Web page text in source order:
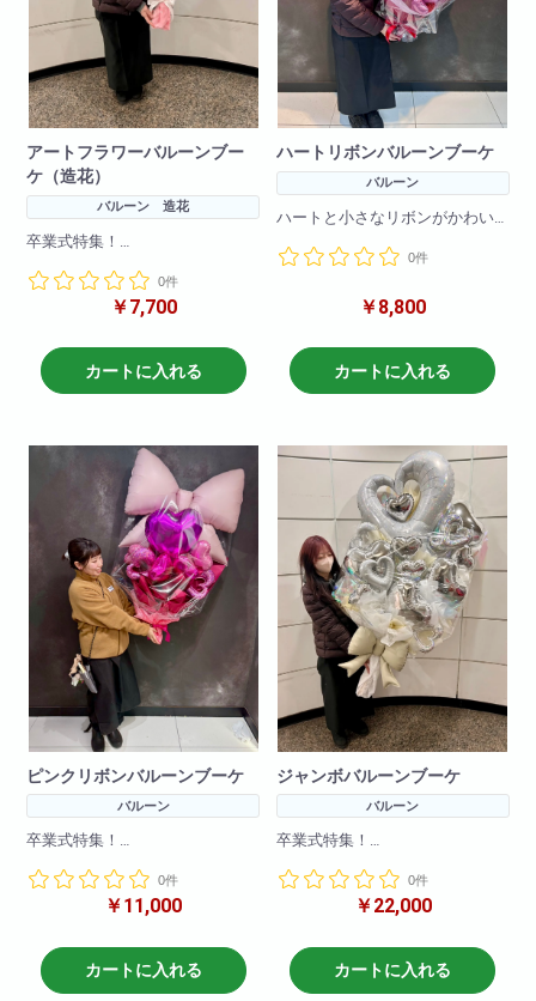
アートフラワーバルーンブー
ケ（造花）
バルーン 造花
卒業式特集！
はいかがですか。
こちらは造花を用いた商品です
※写真はイメージです。何卒ご了
承ください。
0件
￥7,700
カートに入れる
ハートリボンバルーンブーケ
バルーン
ハートと小さなリボンがかわい
承ください。
0件
￥8,800
カートに入れる
ピンクリボンバルーンブーケ
バルーン
卒業式特集！
はいかがですか。
ピンクカラーで可愛く作成しま
※写真はイメージです。何卒ご了
承ください。
0件
￥11,000
カートに入れる
ジャンボバルーンブーケ
バルーン
卒業式特集！
ンブーケはいかがですか。
目立つこと間違いなし！
希望のカラーで作成可能！
注文時備考欄に記載ください
0件
￥22,000
カートに入れる